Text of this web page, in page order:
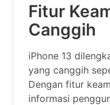
Fitur
Canggih
iPhone 13
yang canggih
Dengan fitur
informasi